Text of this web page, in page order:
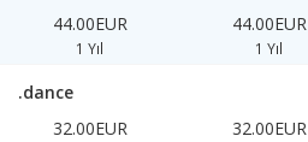
44.00EUR
1 Yıl
44.00EUR
1 Yıl
.dance
32.00EUR
32.00EUR